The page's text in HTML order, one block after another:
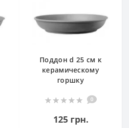
Поддон d 25 см к
керамическому
горшку
0
125 грн.